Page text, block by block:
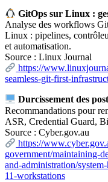
GitOps sur Linux :
Analyse des workflows
Linux : pipelines,
et automatisation.
Source : Linux Journal
https://
seamless-git-first-
Durcissement des
Recommandations pour
ASR, Credential Guard,
Source : Cyber.gov.au
https://
government/maintaining-
and-administration/
11-workstations